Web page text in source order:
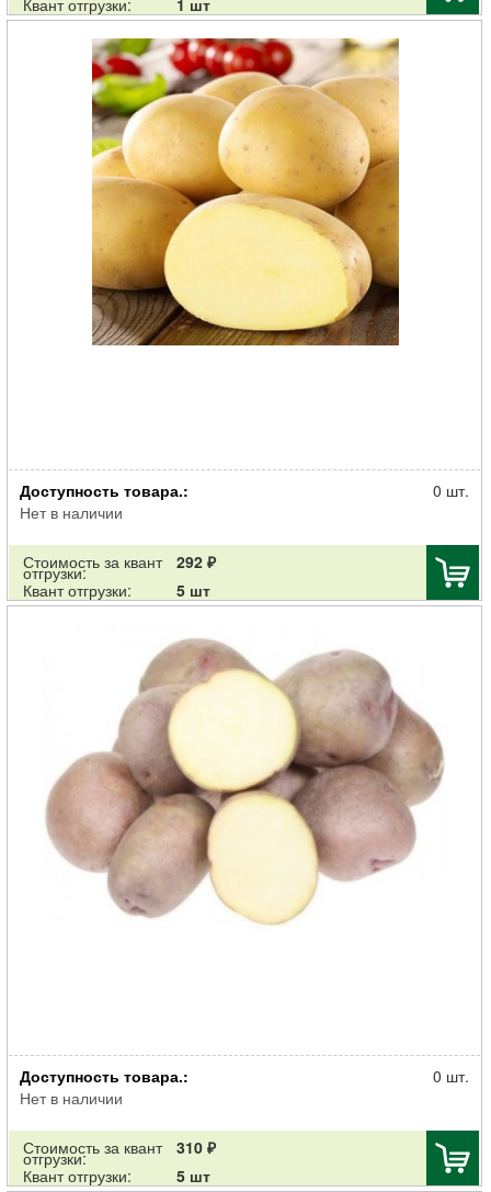
Квант отгрузки: 1 шт
Картофель семенной Удача 30-55мм суперэлита 2кг
Доступность товара.:
Нет в наличии
0 шт.
Стоимость за квант
отгрузки:
292 ₽
Квант отгрузки:
5 шт
Картофель семенной Жуковский ранний 30-55мм суперэлита 2кг
Доступность товара.:
Нет в наличии
0 шт.
Стоимость за квант
отгрузки:
310 ₽
Квант отгрузки:
5 шт